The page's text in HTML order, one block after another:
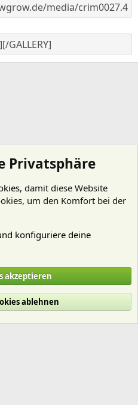
Hilfe und Impressum
Privatsphäre
, damit diese Website
um den Komfort bei der
konfiguriere deine
akzeptieren
ablehnen